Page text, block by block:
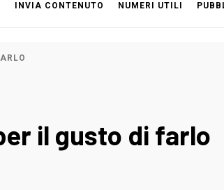
INVIA CONTENUTO NUMERI UTILI
il gusto di farlo